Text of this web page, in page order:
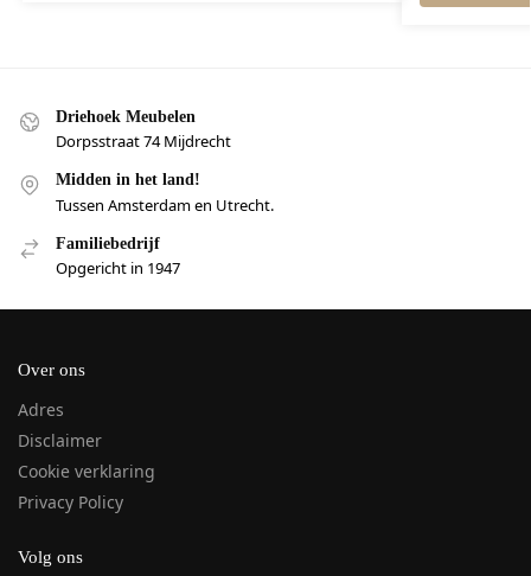
Driehoek Meubelen
Dorpsstraat 74 Mijdrecht
Midden in het land!
Tussen Amsterdam en Utrecht.
Familiebedrijf
Opgericht in 1947
Over ons
Adres
Disclaimer
Cookie verklaring
Privacy Policy
Volg ons